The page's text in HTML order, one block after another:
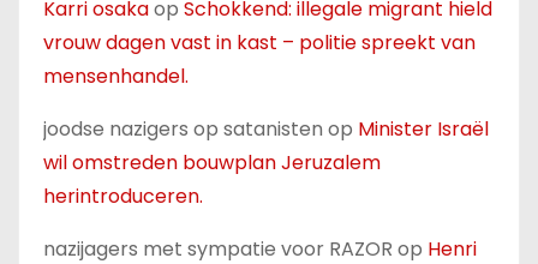
Karri osakaop Schokkend: illegale migrant hield
vrouw dagen vast in kast – politie spreekt van
mensenhandel.
joodse nazigers op satanisten op Minister Israël
wil omstreden bouwplan Jeruzalem
herintroduceren.
nazijagers met sympatie voor RAZOR op Henri